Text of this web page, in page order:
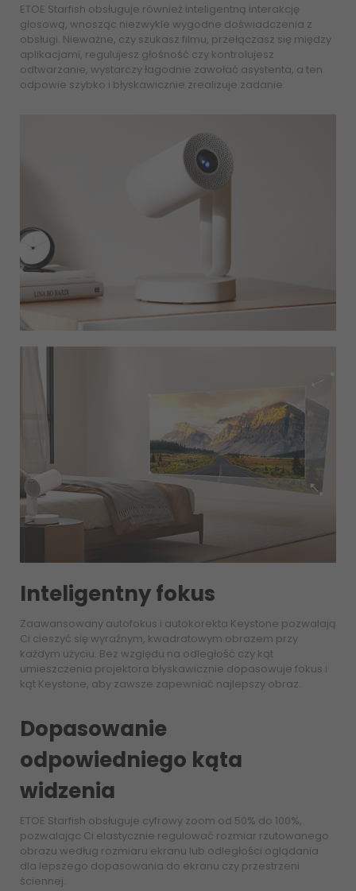
ETOE Starfish obsługuje również inteligentną interakcję
głosową, wnosząc niezwykle wygodne doświadczenia z
obsługi. Nieważne, czy szukasz filmu, przełączasz się między
aplikacjami, regulujesz głośność czy kontrolujesz
odtwarzanie, wystarczy łagodnie zawołać asystenta, a ten
odpowie szybko i błyskawicznie zrealizuje zadanie.
Inteligentny fokus
Zaawansowany autofokus i autokorekta Keystone pozwalają
Ci cieszyć się wyraźnym, kwadratowym obrazem przy
każdym użyciu. Bez względu na odległość czy kąt
umieszczenia projektora błyskawicznie dopasowuje fokus i
kąt Keystone, aby zawsze zapewniać najlepszy obraz.
Dopasowanie
odpowiedniego kąta
widzenia
ETOE Starfish obsługuje cyfrowy zoom od 50% do 100%,
pozwalając Ci elastycznie regulować rozmiar rzutowanego
obrazu według rozmiaru ekranu lub odległości oglądania
dla lepszego dopasowania do ekranu czy przestrzeni
ściennej.